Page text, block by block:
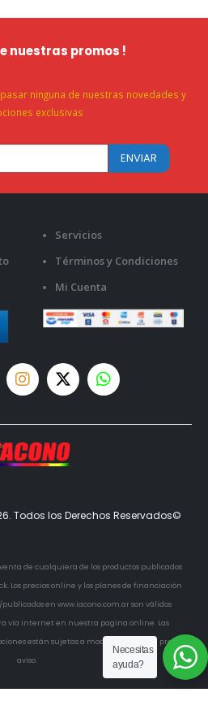
nuestras promos !
ninguna de nuestras novedades y
exclusivas
Servicios
Términos y Condiciones
Mi Cuenta
Todos los Derechos Reservados©
venta de cualquiera de los productos publicados
Los precios online y los planes de financiación
en www.iacono.com.ar son válidos
vía internet en nuestra pagina online. Las
están sujetas a modificaciones sin previo
aviso.
Necesitas
ayuda?